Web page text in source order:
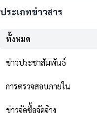
ประเภทข่าวสาร
ทั้งหมด
ข่าวประชาสัมพันธ์
การตรวจสอบภายใน
ข่าวจัดซื้อจัดจ้าง